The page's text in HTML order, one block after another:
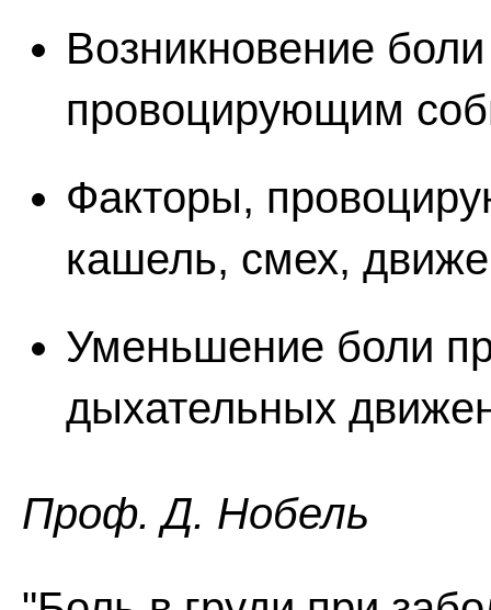
Возникновение
провоцирующим
Факторы,
кашель, смех,
Уменьшение боли
дыхательных
Проф. Д. Нобель